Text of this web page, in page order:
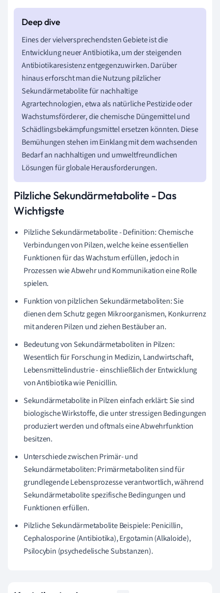
Eines der vielversprechendsten Gebiete ist die
Entwicklung neuer Antibiotika, um der steigenden
Antibiotikaresistenz entgegenzuwirken. Darüber
hinaus erforscht man die Nutzung pilzlicher
Sekundärmetabolite für nachhaltige
Agrartechnologien, etwa als natürliche Pestizide oder
Wachstumsförderer, die chemische Düngemittel und
Schädlingsbekämpfungsmittel ersetzen könnten. Diese
Bemühungen stehen im Einklang mit dem wachsenden
Bedarf an nachhaltigen und umweltfreundlichen
Lösungen für globale Herausforderungen.
Pilzliche Sekundärmetabolite - Das
Wichtigste
Pilzliche Sekundärmetabolite - Definition: Chemische
Verbindungen von Pilzen, welche keine essentiellen
Funktionen für das Wachstum erfüllen, jedoch in
Prozessen wie Abwehr und Kommunikation eine Rolle
spielen.
Funktion von pilzlichen Sekundärmetaboliten: Sie
dienen dem Schutz gegen Mikroorganismen, Konkurrenz
mit anderen Pilzen und ziehen Bestäuber an.
Bedeutung von Sekundärmetaboliten in Pilzen:
Wesentlich für Forschung in Medizin, Landwirtschaft,
Lebensmittelindustrie - einschließlich der Entwicklung
von Antibiotika wie Penicillin.
Sekundärmetabolite in Pilzen einfach erklärt: Sie sind
biologische Wirkstoffe, die unter stressigen Bedingungen
produziert werden und oftmals eine Abwehrfunktion
besitzen.
Unterschiede zwischen Primär- und
Sekundärmetaboliten: Primärmetaboliten sind für
grundlegende Lebensprozesse verantwortlich, während
Sekundärmetabolite spezifische Bedingungen und
Funktionen erfüllen.
Pilzliche Sekundärmetabolite Beispiele: Penicillin,
Cephalosporine (Antibiotika), Ergotamin (Alkaloide),
Psilocybin (psychedelische Substanzen).